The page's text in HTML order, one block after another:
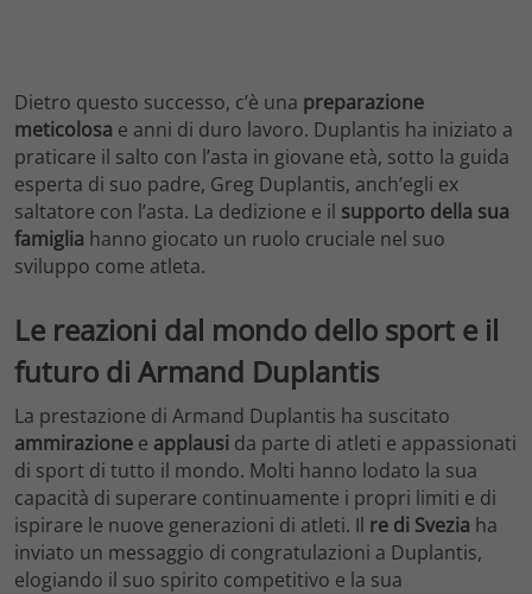
Dietro questo successo, c’è una preparazione
meticolosa e anni di duro lavoro. Duplantis ha iniziato a
praticare il salto con l’asta in giovane età, sotto la guida
esperta di suo padre, Greg Duplantis, anch’egli ex
saltatore con l’asta. La dedizione e il supporto della sua
famiglia hanno giocato un ruolo cruciale nel suo
sviluppo come atleta.
Le reazioni dal mondo dello sport e il
futuro di Armand Duplantis
La prestazione di Armand Duplantis ha suscitato
ammirazione e applausi da parte di atleti e appassionati
di sport di tutto il mondo. Molti hanno lodato la sua
capacità di superare continuamente i propri limiti e di
ispirare le nuove generazioni di atleti. Il re di Svezia ha
inviato un messaggio di congratulazioni a Duplantis,
elogiando il suo spirito competitivo e la sua